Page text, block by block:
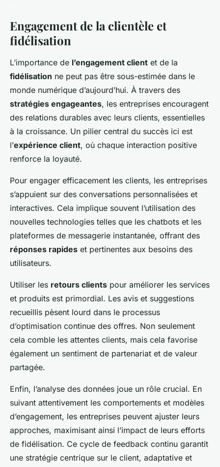
Engagement de la clientèle et
fidélisation
L’importance de l’engagement client et de la
fidélisation ne peut pas être sous-estimée dans le
monde numérique d’aujourd’hui. À travers des
stratégies engageantes, les entreprises encouragent
des relations durables avec leurs clients, essentielles
à la croissance. Un pilier central du succès ici est
l’expérience client, où chaque interaction positive
renforce la loyauté.
Pour engager efficacement les clients, les entreprises
s’appuient sur des conversations personnalisées et
interactives. Cela implique souvent l’utilisation des
nouvelles technologies telles que les chatbots et les
plateformes de messagerie instantanée, offrant des
réponses rapides et pertinentes aux besoins des
utilisateurs.
Utiliser les retours clients pour améliorer les services
et produits est primordial. Les avis et suggestions
recueillis pèsent lourd dans le processus
d’optimisation continue des offres. Non seulement
cela comble les attentes clients, mais cela favorise
également un sentiment de partenariat et de valeur
partagée.
Enfin, l’analyse des données joue un rôle crucial. En
suivant attentivement les comportements et modèles
d’engagement, les entreprises peuvent ajuster leurs
approches, maximisant ainsi l’impact de leurs efforts
de fidélisation. Ce cycle de feedback continu garantit
une stratégie centrique sur le client, adaptative et